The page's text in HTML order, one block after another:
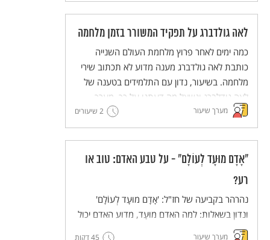
לאה גולדברג על תפקיד המשורר בזמן מלחמה
כמה ימים לאחר פרוץ מלחמת העולם השנייה
כותבת לאה גולדברג מענה מדוע לא תכתוב שירי
מלחמה. בשיעור, נדון עם התלמידים בטענה של
לאה גודלברג ונשאל מה דעתנו על כך. מערך
שיעור לימים קשים.
מערך שיעור 2 שיעורים
"אָדָם מוּעָד לְעוֹלָם" - על טבע האדם: טוב או
רע?
נהרהר בקביעה של חז"ל: 'אָדָם מוּעָד לְעוֹלָם'
ונדון בשאלות: למה האדם מוּעָד, מדוע האדם יכול
להזיק כמו חיות שאינן מאולפות?
מערך שיעור 45 דקות